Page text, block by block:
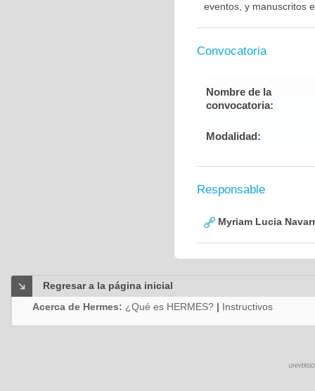
eventos, y manuscritos
Convocatoria
Nombre de la
convocatoria:
Modalidad:
Responsable
Myriam Lucia
Regresar a la página inicial
Acerca de Hermes: ¿Qué es HERMES? | Instructivos